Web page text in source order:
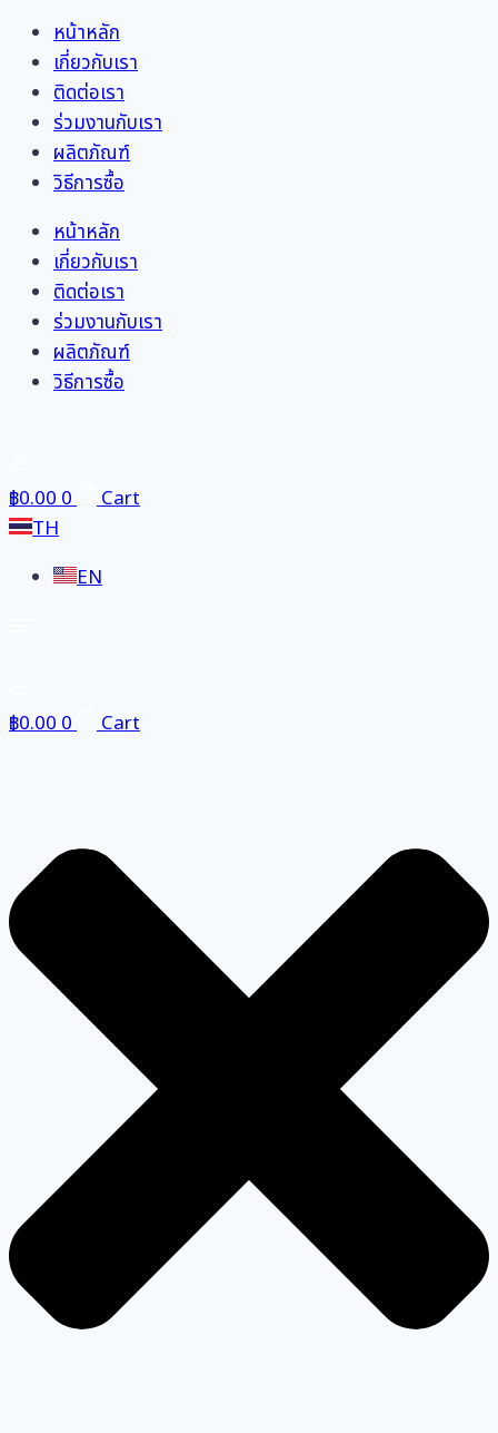
Skip
content
หน้าหลัก
เกี่ยวกับเรา
ติดต่อเรา
ร่วมงานกับเรา
ผลิตภัณฑ์
วิธีการซื้อ
หน้าหลัก
เกี่ยวกับเรา
ติดต่อเรา
ร่วมงานกับเรา
ผลิตภัณฑ์
วิธีการซื้อ
฿0.000
Cart
TH
EN
฿0.000 Cart